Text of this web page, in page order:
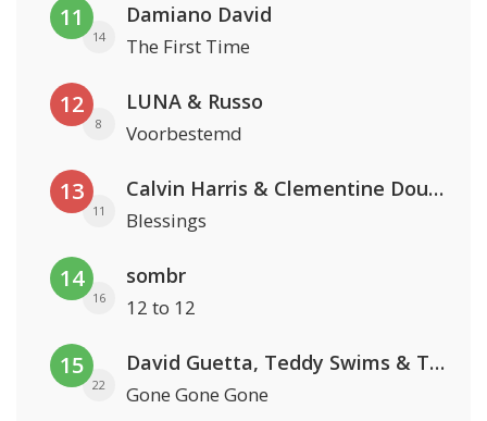
11
14
Damiano David
The First Time
12
8
LUNA & Russo
Voorbestemd
13
11
Calvin Harris & Clementine Douglas
Blessings
14
16
sombr
12 to 12
15
22
David Guetta, Teddy Swims & Tones And I
Gone Gone Gone